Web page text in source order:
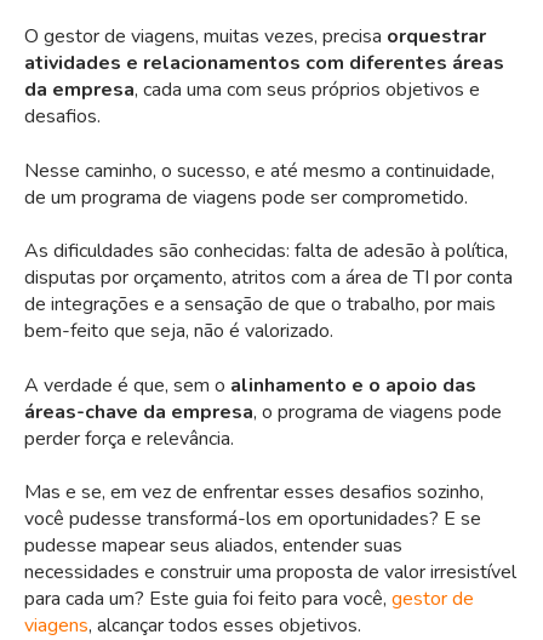
O gestor de viagens, muitas vezes, precisa orquestrar
atividades e relacionamentos com diferentes áreas
da empresa, cada uma com seus próprios objetivos e
desafios.
Nesse caminho, o sucesso, e até mesmo a continuidade,
de um programa de viagens pode ser comprometido.
As dificuldades são conhecidas: falta de adesão à política,
disputas por orçamento, atritos com a área de TI por conta
de integrações e a sensação de que o trabalho, por mais
bem-feito que seja, não é valorizado.
A verdade é que, sem o alinhamento e o apoio das
áreas-chave da empresa, o programa de viagens pode
perder força e relevância.
Mas e se, em vez de enfrentar esses desafios sozinho,
você pudesse transformá-los em oportunidades? E se
pudesse mapear seus aliados, entender suas
necessidades e construir uma proposta de valor irresistível
para cada um? Este guia foi feito para você, gestor de
viagens, alcançar todos esses objetivos.